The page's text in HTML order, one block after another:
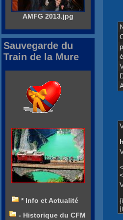
AMFG 2013.jpg
Sauvegarde du
Train de la Mure
* Info et Actualité
- Historique du CFM